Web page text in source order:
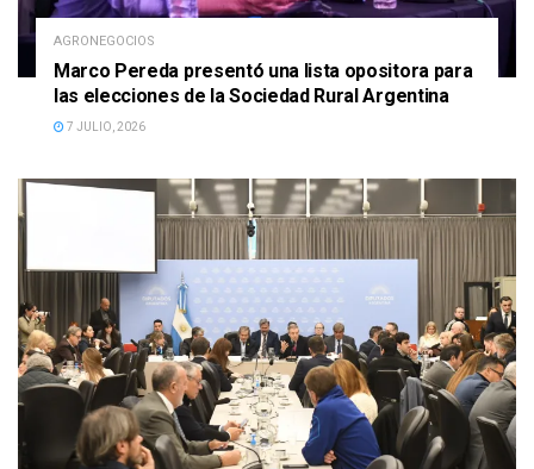
AGRONEGOCIOS
Marco Pereda presentó una lista opositora para
las elecciones de la Sociedad Rural Argentina
7 JULIO, 2026